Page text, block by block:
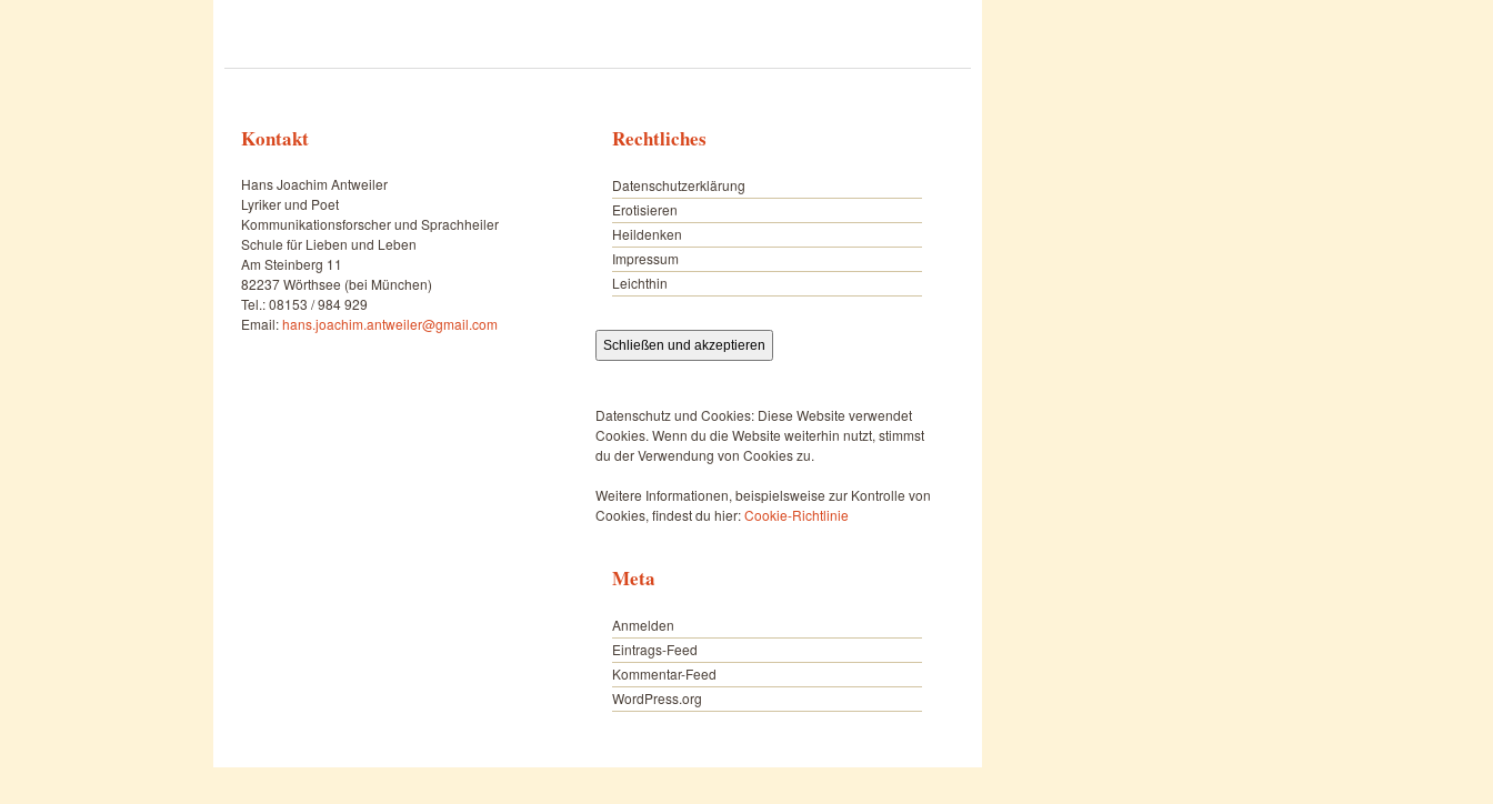
Kontakt
Hans Joachim Antweiler
Lyriker und Poet
Kommunikationsforscher und Sprachheiler
Schule für Lieben und Leben
Am Steinberg 11
82237 Wörthsee (bei München)
Tel.: 08153 / 984 929
Email:hans.joachim.antweiler@gmail.com
Rechtliches
Datenschutzerklärung
Erotisieren
Heildenken
Impressum
Leichthin
Datenschutz und Cookies: Diese Website verwendet
Cookies. Wenn du die Website weiterhin nutzt, stimmst
du der Verwendung von Cookies zu.
Weitere Informationen, beispielsweise zur Kontrolle von
Cookies, findest du hier:Cookie-Richtlinie
Meta
Anmelden
Eintrags-Feed
Kommentar-Feed
WordPress.org